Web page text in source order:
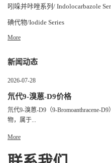
吲哚并咔唑系列/ Indolocarbazole
碘代物/Iodide Series
More
新闻动态
2026-07-28
氘代9-溴蒽-D9价格
氘代9-溴蒽-D9（9-Bromoanthracene-
物，属于...
More